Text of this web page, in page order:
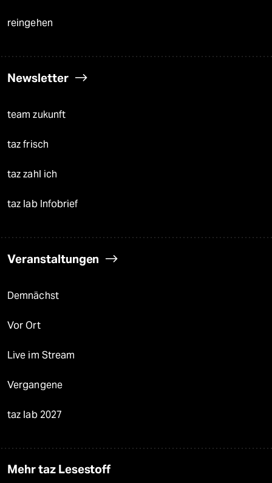
reingehen
Newsletter
team zukunft
taz frisch
taz zahl ich
taz lab Infobrief
Veranstaltungen
Demnächst
Vor Ort
Live im Stream
Vergangene
taz lab 2027
Mehr taz Lesestoff